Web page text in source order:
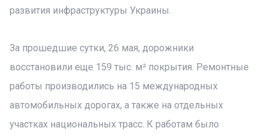
развития инфраструктуры Украины.
За прошедшие сутки, 26 мая, дорожники
восстановили еще 159 тыс. м² покрытия. Ремонтные
работы производились на 15 международных
автомобильных дорогах, а также на отдельных
участках национальных трасс. К работам было